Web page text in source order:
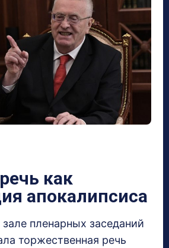
как
апокалипсиса
пленарных заседаний
торжественная речь